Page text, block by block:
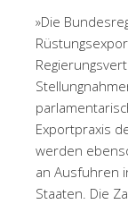
»Die
Exportpraxis
werden
an Ausfuhren
Staaten. Die